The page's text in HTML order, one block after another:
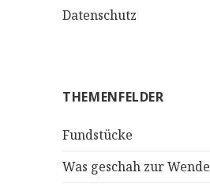
Datenschutz
THEMENFELDER
Fundstücke
Was geschah zur Wende